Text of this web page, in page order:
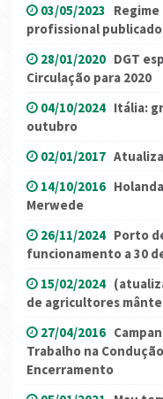
03/05/2023
profissional publicado
28/01/2020 DGT
Circulação para 2020
04/10/2024 Itália:
outubro
02/01/2017
14/10/2016
Merwede
26/11/2024 Porto
funcionamento a 30
15/02/2024
de agricultores
27/04/2016
Trabalho na
Encerramento